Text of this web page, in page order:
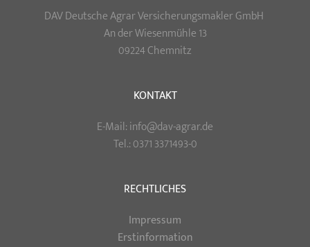
DAV Deutsche Agrar Versicherungsmakler GmbH
An der Wiesenmühle 13
09224 Chemnitz
KONTAKT
E-Mail: info@dav-agrar.de
Tel.: 0371 3371493-0
RECHTLICHES
Impressum
Erstinformation